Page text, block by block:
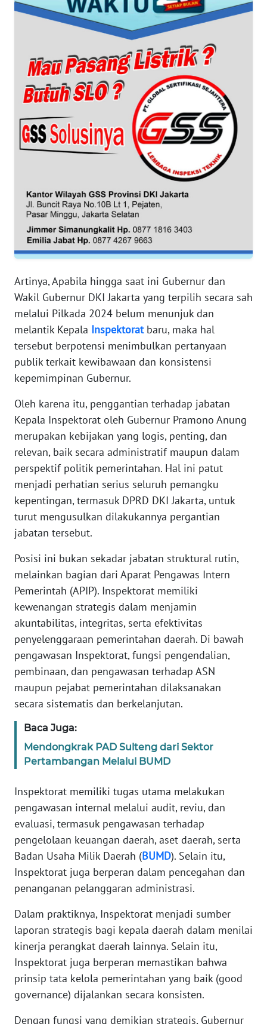
Artinya, Apabila hingga saat ini Gubernur dan
Wakil Gubernur DKI Jakarta yang terpilih secara sah
melalui Pilkada 2024 belum menunjuk dan
melantik Kepala Inspektoratbaru, maka hal
tersebut berpotensi menimbulkan pertanyaan
publik terkait kewibawaan dan konsistensi
kepemimpinan Gubernur.
Oleh karena itu, penggantian terhadap jabatan
Kepala Inspektorat oleh Gubernur Pramono Anung
merupakan kebijakan yang logis, penting, dan
relevan, baik secara administratif maupun dalam
perspektif politik pemerintahan. Hal ini patut
menjadi perhatian serius seluruh pemangku
kepentingan, termasuk DPRD DKI Jakarta, untuk
turut mengusulkan dilakukannya pergantian
jabatan tersebut.
Posisi ini bukan sekadar jabatan struktural rutin,
melainkan bagian dari Aparat Pengawas Intern
Pemerintah (APIP). Inspektorat memiliki
kewenangan strategis dalam menjamin
akuntabilitas, integritas, serta efektivitas
penyelenggaraan pemerintahan daerah. Di bawah
pengawasan Inspektorat, fungsi pengendalian,
pembinaan, dan pengawasan terhadap ASN
maupun pejabat pemerintahan dilaksanakan
secara sistematis dan berkelanjutan.
Baca Juga:
Mendongkrak PAD Sulteng dari Sektor
Pertambangan Melalui BUMD
Inspektorat memiliki tugas utama melakukan
pengawasan internal melalui audit, reviu, dan
evaluasi, termasuk pengawasan terhadap
pengelolaan keuangan daerah, aset daerah, serta
Badan Usaha Milik Daerah (BUMD). Selain itu,
Inspektorat juga berperan dalam pencegahan dan
penanganan pelanggaran administrasi.
Dalam praktiknya, Inspektorat menjadi sumber
laporan strategis bagi kepala daerah dalam menilai
kinerja perangkat daerah lainnya. Selain itu,
Inspektorat juga berperan memastikan bahwa
prinsip tata kelola pemerintahan yang baik (good
governance) dijalankan secara konsisten.
Dengan fungsi yang demikian strategis, Gubernur
WN
KEPRI
PAPUA
WN
RIAU
WN
WN
JAMBI
WN
SULTRA
NTB
WN
SULTENG
WN
SULBAR
WN
BABEL
SUMBAR
WN
SUMSEL
WN
BENGKULU
WN
JATENG
WN
NUSANTARA
JOGJA
WN
JATIM
WN
BALI
WN
KALBAR
KALTENG